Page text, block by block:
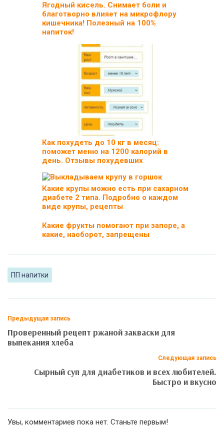
Ягодный кисель. Снимает боли и
благотворно влияет на микрофлору
кишечника! Полезный на 100%
напиток!
Как похудеть до 10 кг в месяц:
поможет меню на 1200 калорий в
день. Отзывы похудевших
Какие крупы можно есть при сахарном
диабете 2 типа. Подробно о каждом
виде крупы, рецепты
Какие фрукты помогают при запоре, а
какие, наоборот, запрещены
ПП напитки
Предыдущая запись
Проверенный рецепт ржаной закваски для
выпекания хлеба
Следующая запись
Сырный суп для диабетиков и всех любителей.
Быстро и вкусно
Увы, комментариев пока нет. Станьте первым!